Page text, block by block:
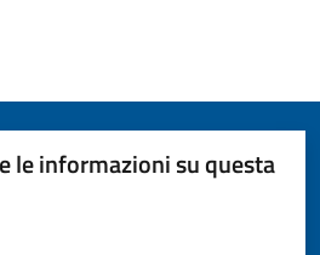
le informazioni su questa